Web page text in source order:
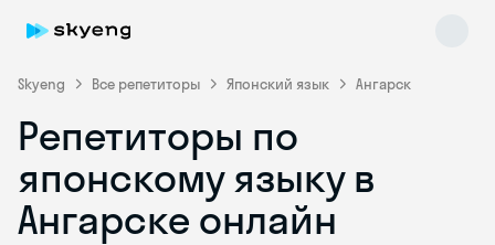
Skyeng Все репетиторы Японский язык Ангарск
Репетиторы по
японскому языку в
Ангарске онлайн